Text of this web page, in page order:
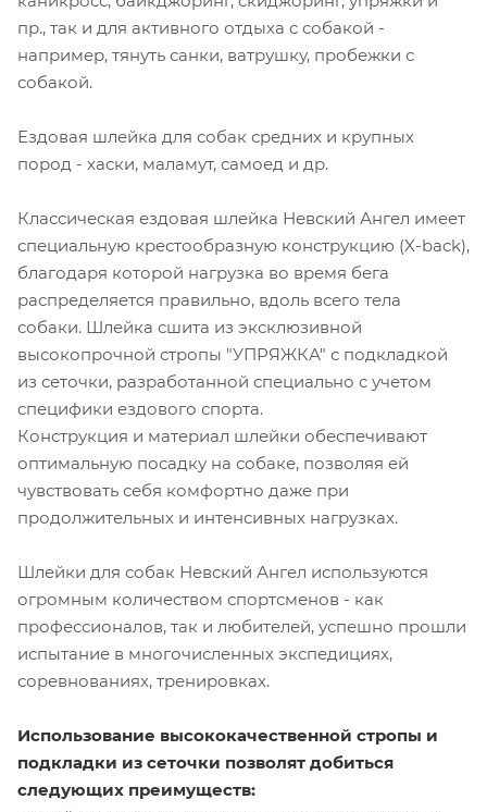
пр., так и для активного отдыха с собакой -
например, тянуть санки, ватрушку, пробежки с
собакой.
Ездовая шлейка для собак средних и крупных
пород - хаски, маламут, самоед и др.
Классическая ездовая шлейка Невский Ангел имеет
специальную крестообразную конструкцию (X-back),
благодаря которой нагрузка во время бега
распределяется правильно, вдоль всего тела
собаки. Шлейка сшита из эксклюзивной
высокопрочной стропы "УПРЯЖКА" с подкладкой
из сеточки, разработанной специально с учетом
специфики ездового спорта.
Конструкция и материал шлейки обеспечивают
оптимальную посадку на собаке, позволяя ей
чувствовать себя комфортно даже при
продолжительных и интенсивных нагрузках.
Шлейки для собак Невский Ангел используются
огромным количеством спортсменов - как
профессионалов, так и любителей, успешно прошли
испытание в многочисленных экспедициях,
соревнованиях, тренировках.
Использование высококачественной стропы и
подкладки из сеточки позволят добиться
следующих преимуществ: